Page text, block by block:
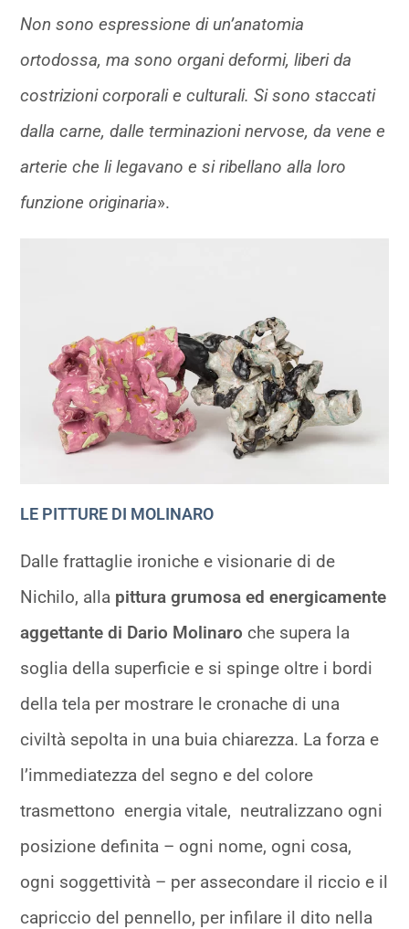
Non sono espressione di un’anatomia
ortodossa, ma sono organi deformi, liberi da
costrizioni corporali e culturali. Si sono staccati
dalla carne, dalle terminazioni nervose, da vene e
arterie che li legavano e si ribellano alla loro
funzione originaria».
LE PITTURE DI MOLINARO
Dalle frattaglie ironiche e visionarie di de
Nichilo, alla pittura grumosa ed energicamente
aggettante di Dario Molinaro che supera la
soglia della superficie e si spinge oltre i bordi
della tela per mostrare le cronache di una
civiltà sepolta in una buia chiarezza. La forza e
l’immediatezza del segno e del colore
trasmettono energia vitale, neutralizzano ogni
posizione definita – ogni nome, ogni cosa,
ogni soggettività – per assecondare il riccio e il
capriccio del pennello, per infilare il dito nella